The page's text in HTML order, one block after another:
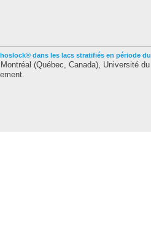
dans les lacs stratifiés en période du
(Québec, Canada), Université du